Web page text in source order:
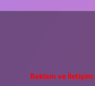
Reklam ve İletişim: